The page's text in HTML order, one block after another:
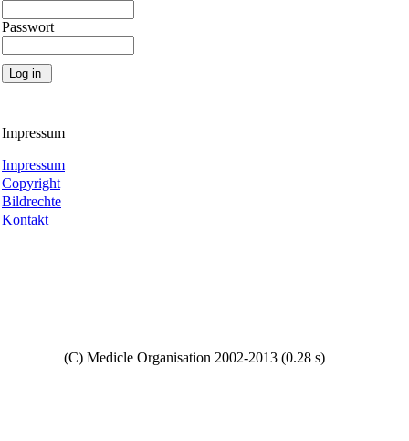
Passwort
Impressum
Impressum
Copyright
Bildrechte
Kontakt
(C) Medicle Organisation 2002-2013 (0.28 s)